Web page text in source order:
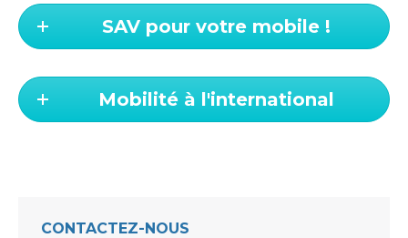
SAV pour votre mobile !
Mobilité à l'international
CONTACTEZ-NOUS